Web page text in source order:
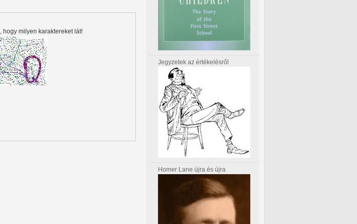
hogy milyen karaktereket lát!
Jegyzetek az értékelésről
Homer Lane újra és újra